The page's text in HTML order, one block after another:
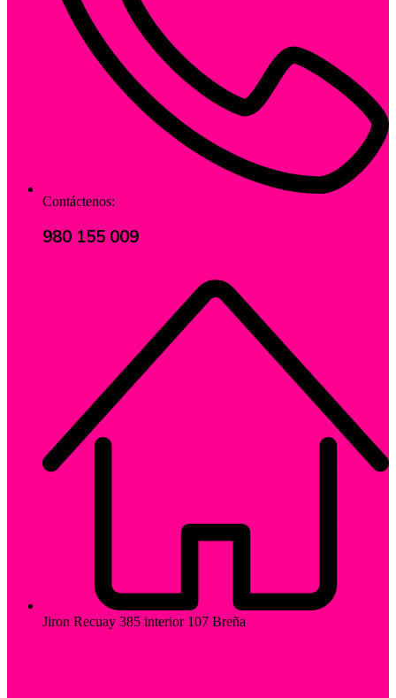
Contáctenos:
980 155 009
Jiron Recuay 385 interior 107 Breña